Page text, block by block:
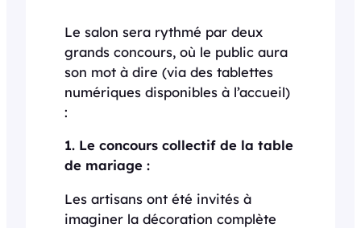
Le salon sera rythmé par deux
grands concours, où le public aura
son mot à dire (via des tablettes
numériques disponibles à l’accueil)
:
1. Le concours collectif de la table
de mariage :
Les artisans ont été invités à
imaginer la décoration complète